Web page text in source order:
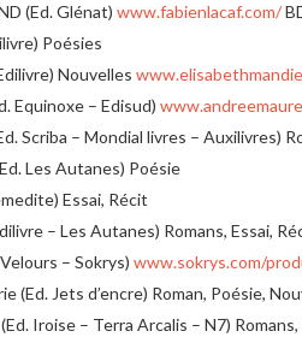
(Ed. Glénat) www.fabienlacaf.com/
Poésies
Nouvelles
Equinoxe – Edisud)
Scriba – Mondial livres – Auxilivres)
Les Autanes) Poésie
Essai, Récit
– Les Autanes) Romans, Essai,
– Sokrys) www.sokrys.com/
(Ed. Jets d’encre) Roman, Poésie,
Iroise – Terra Arcalis – N7)